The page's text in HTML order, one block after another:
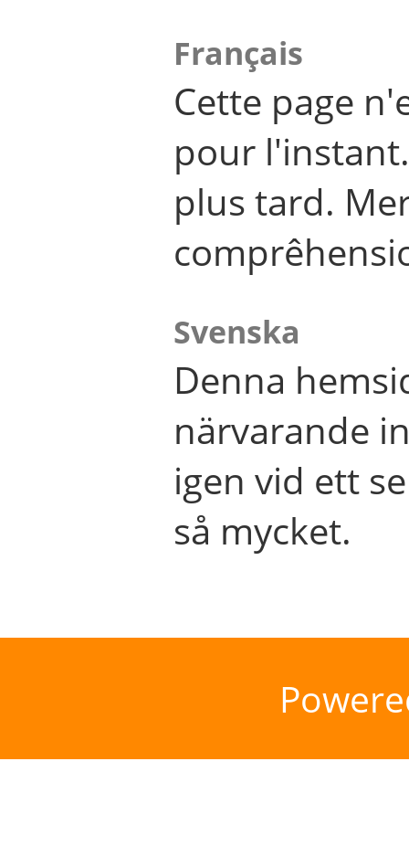
Français
Cette page
pour
plus tard.
Svenska
Denna
närvarande
igen vid ett
så mycket.